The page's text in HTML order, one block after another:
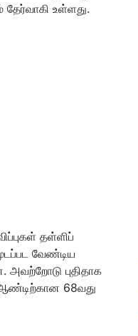
உள்ளது.
தள்ளிப்
வேண்டிய
புதிதாக
68வது